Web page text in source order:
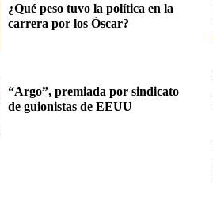
¿Qué peso tuvo la política en la
carrera por los Óscar?
“Argo”, premiada por sindicato
de guionistas de EEUU